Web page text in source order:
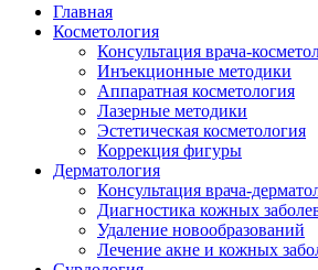
Главная
Косметология
Консультация врача-
Инъекционные методики
Аппаратная косметология
Лазерные методики
Эстетическая косметология
Коррекция фигуры
Дерматология
Консультация врача-
Диагностика кожных
Удаление новообразований
Лечение акне и кожных